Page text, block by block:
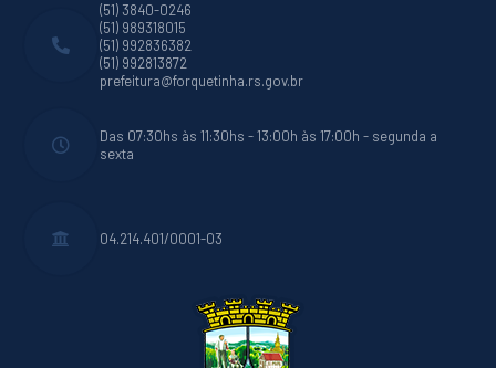
(51) 3840-0246
(51) 989318015
(51) 992836382
(51) 992813872
prefeitura@forquetinha.rs.gov.br
Das 07:30hs às 11:30hs - 13:00h às 17:00h - segunda a
sexta
04.214.401/0001-03